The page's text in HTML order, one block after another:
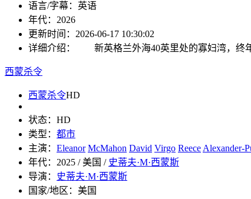
语言/字幕： 英语
年代： 2026
更新时间： 2026-06-17 10:30:02
详细介绍：
新英格兰外海40英里处的寡妇湾，终
西蒙杀令
西蒙杀令HD
状态： HD
类型： 都市
主演： Eleanor McMahon David Virgo ReeceAlexander-
年代： 2025 / 美国 / 史蒂夫·M·西蒙斯
导演：
史蒂夫·M·西蒙斯
国家/地区： 美国